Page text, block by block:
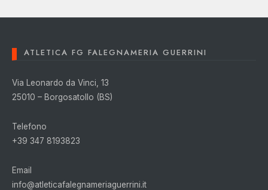
ATLETICA FG FALEGNAMERIA GUERRINI
Via Leonardo da Vinci, 13
25010 – Borgosatollo (BS)
Telefono
+39 347 8193823
Email
info@atleticafalegnameriaguerrini.it